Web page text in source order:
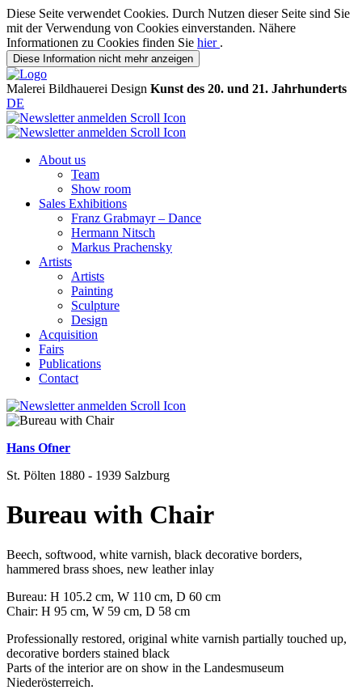
Diese Seite verwendet Cookies. Durch Nutzen dieser Seite sind Sie
mit der Verwendung von Cookies einverstanden. Nähere
Informationen zu Cookies finden Sie hier .
Diese Information nicht mehr anzeigen
Malerei Bildhauerei Design Kunst des 20. und 21. Jahrhunderts
DE
About us
Team
Show room
Sales Exhibitions
Franz Grabmayr – Dance
Hermann Nitsch
Markus Prachensky
Artists
Artists
Painting
Sculpture
Design
Acquisition
Fairs
Publications
Contact
Hans Ofner
St. Pölten 1880 - 1939 Salzburg
Bureau with Chair
Beech, softwood, white varnish, black decorative borders,
hammered brass shoes, new leather inlay
Bureau: H 105.2 cm, W 110 cm, D 60 cm
Chair: H 95 cm, W 59 cm, D 58 cm
Professionally restored, original white varnish partially touched up,
decorative borders stained black
Parts of the interior are on show in the Landesmuseum
Niederösterreich.